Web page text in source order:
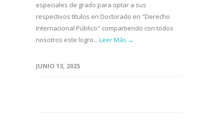
especiales de grado para optar a sus
respectivos títulos en Doctorado en "Derecho
Internacional Público" compartiendo con todos
nosotros este logro... Leer Más →
JUNIO 13, 2025